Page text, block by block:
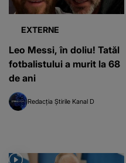
EXTERNE
Leo Messi, în doliu! Tatăl
fotbalistului a murit la 68
de ani
Redacția Știrile Kanal D